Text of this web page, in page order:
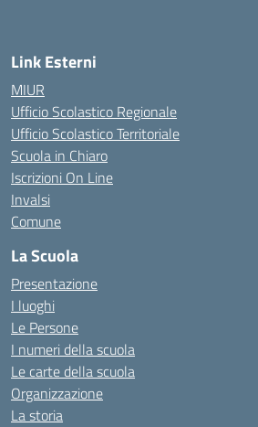
Link Esterni
MIUR
Ufficio Scolastico Regionale
Ufficio Scolastico Territoriale
Scuola in Chiaro
Iscrizioni On Line
Invalsi
Comune
La Scuola
Presentazione
I luoghi
Le Persone
I numeri della scuola
Le carte della scuola
Organizzazione
La storia